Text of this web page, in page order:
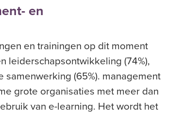
en
en trainingen op dit moment
leiderschapsontwikkeling (74%),
(65%). management
grote organisaties met meer dan
van e-learning. Het wordt het